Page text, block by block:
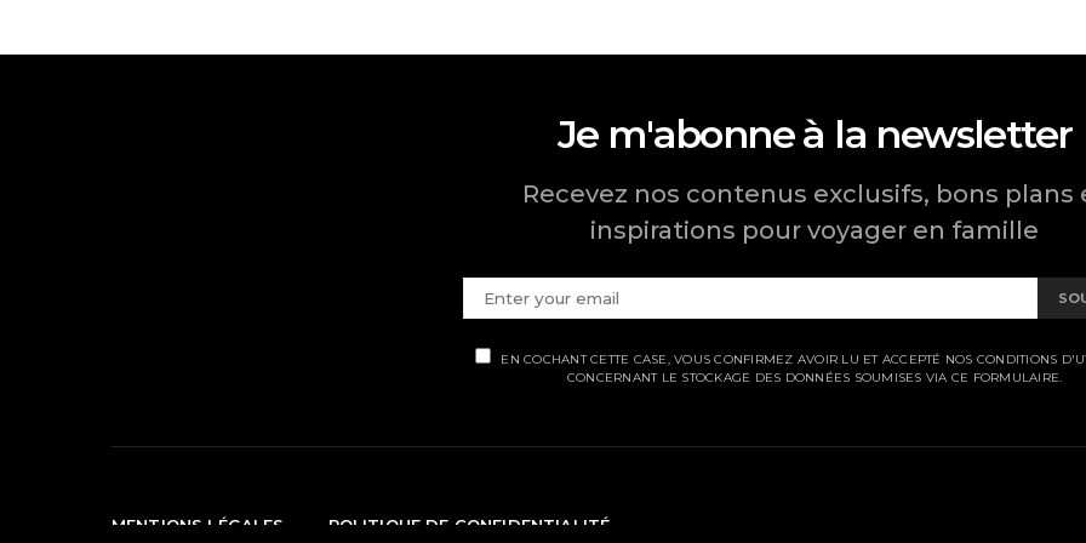
Je m'abonne à la newsletter
Recevez nos contenus exclusifs, bons plans
inspirations pour voyager en famille
EN COCHANT CETTE CASE, VOUS CONFIRMEZ AVOIR LU ET ACCEPTÉ NOS CONDITIONS
CONCERNANT LE STOCKAGE DES DONNÉES SOUMISES VIA CE FORMULAIRE.
MENTIONS LÉGALES POLITIQUE DE CONFIDENTIALITÉ